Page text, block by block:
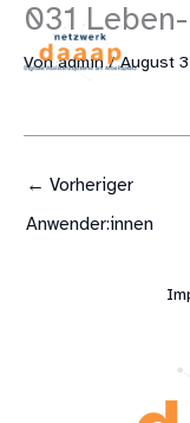
Zum
springen
031
Vonadmin/August
← Vorheriger
Anwender:innen